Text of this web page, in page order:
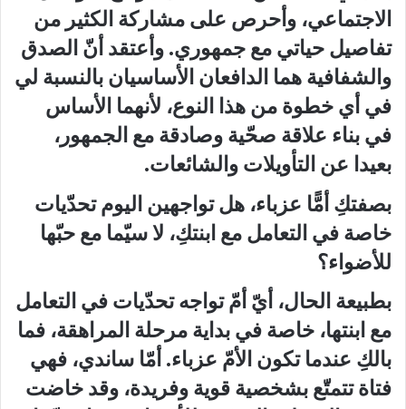
الاجتماعي، وأحرص على مشاركة الكثير من
تفاصيل حياتي مع جمهوري. وأعتقد أنّ الصدق
والشفافية هما الدافعان الأساسيان بالنسبة لي
في أي خطوة من هذا النوع، لأنهما الأساس
في بناء علاقة صحّية وصادقة مع الجمهور،
بعيدا عن التأويلات والشائعات.
بصفتكِ أمًّا عزباء، هل تواجهين اليوم تحدّيات
خاصة في التعامل مع ابنتكِ، لا سيّما مع حبّها
للأضواء؟
بطبيعة الحال، أيّ أمّ تواجه تحدّيات في التعامل
مع ابنتها، خاصة في بداية مرحلة المراهقة، فما
بالكِ عندما تكون الأمّ عزباء. أمّا ساندي، فهي
فتاة تتمتّع بشخصية قوية وفريدة، وقد خاضت